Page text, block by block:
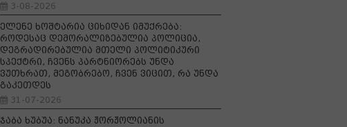
3-08-2026
ელენე ხოშტარია ციხიდან იმუქრება:
როდესაც დემორალიზებულია პოლიცია,
დეგრადირებულია მთელი პოლიტიკური
სპექტრი, ჩვენს პარტნიორებს უნდა
ვუთხრათ, მეგობრებო, ჩვენ ვიცით, რა უნდა
გაკეთდეს
31-07-2026
ჯაბა ხუბუა: ნანუკა ჟორჟოლიანის